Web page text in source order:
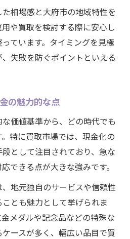
しない金取引の方法
で納得の買取を実現
付けたい金相場の変化
めて売却を有利に進める
される金売却のポイント
ておくべき金相場情報
から見る適切な売却時期
と実践の知恵
術と実践的な買取方法
まる金の魅力を解説
相場感と大府市の地域特性を
や買取を検討する際に安心し
ています。タイミングを見極
失敗を防ぐポイントといえる
の魅力的な点
価値基準から、どの時代でも
特に買取市場では、現金化の
として注目されており、急な
できる点が大きな強みです。
地元独自のサービスや信頼性
とも魅力として挙げられま
メダルや記念品などの特殊な
ースが多く、幅広い品目で買